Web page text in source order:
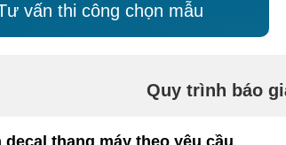
vấn thi công chọn mẫu
Quy trình báo